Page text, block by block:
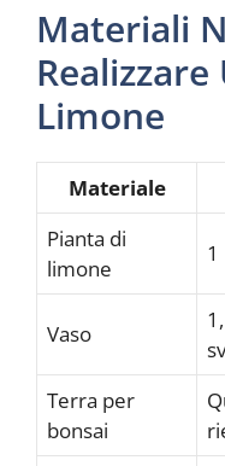
Materiali
Limone
Materiale
Pianta di
limone
1
Vaso
Terra per
bonsai